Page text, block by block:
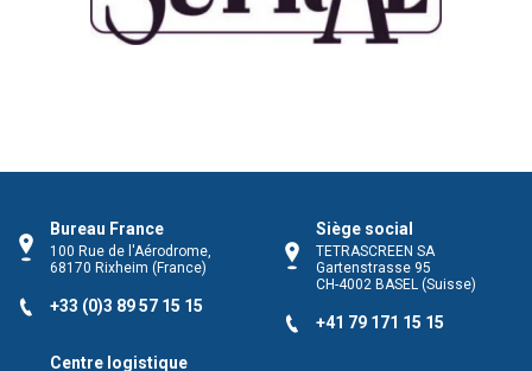
Bureau France
100 Rue de l'Aérodrome,
68170 Rixheim (France)
+33 (0)3 89 57 15 15
Siège social
TETRASCREEN SA
Gartenstrasse 95
CH-4002 BASEL (Suisse)
+41 79 171 15 15
Centre logistique